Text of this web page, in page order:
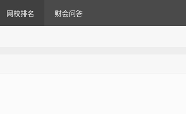
网校排名 财会问答